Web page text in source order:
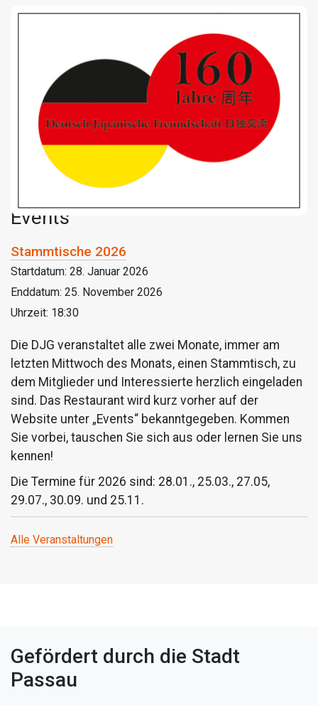
Events
Stammtische 2026
Startdatum: 28. Januar 2026
Enddatum: 25. November 2026
Uhrzeit: 18:30
Die DJG veranstaltet alle zwei Monate, immer am
letzten Mittwoch des Monats, einen Stammtisch, zu
dem Mitglieder und Interessierte herzlich eingeladen
sind. Das Restaurant wird kurz vorher auf der
Website unter „Events“ bekanntgegeben. Kommen
Sie vorbei, tauschen Sie sich aus oder lernen Sie uns
kennen!
Die Termine für 2026 sind: 28.01., 25.03., 27.05,
29.07., 30.09. und 25.11.
Alle Veranstaltungen
Gefördert durch die Stadt
Passau